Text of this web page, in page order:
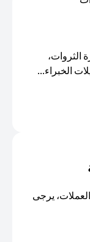
الثروات،
الخبراء...
يرجى